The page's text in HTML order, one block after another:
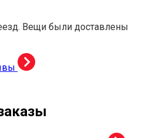
Вещи были доставлены